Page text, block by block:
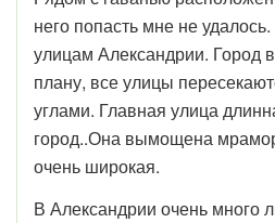
него попасть мне не
улицам Александрии. Город
плану, все улицы
углами. Главная улица
город..Она вымощена
очень широкая.
В Александрии очень много